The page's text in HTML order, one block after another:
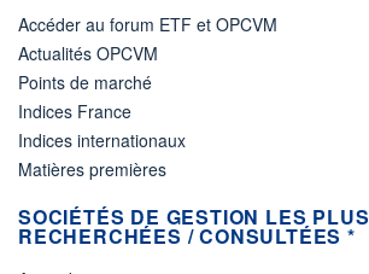
Accéder au forum ETF et OPCVM
Actualités OPCVM
Points de marché
Indices France
Indices internationaux
Matières premières
SOCIÉTÉS DE GESTION LES PLUS
RECHERCHÉES / CONSULTÉES *